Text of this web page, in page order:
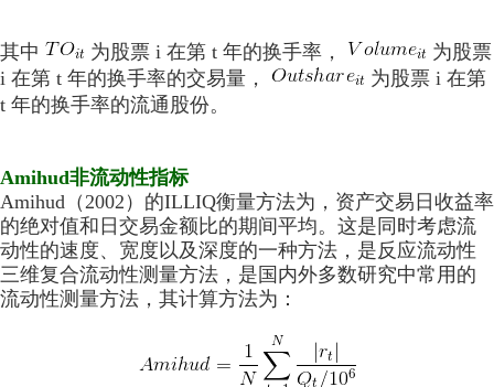
其中 为股票 i 在第 t 年的换手率，
为股票
i 在第 t 年的换手率的交易量，
为股票 i 在第
t 年的换手率的流通股份。
Amihud非流动性指标
Amihud（2002）的ILLIQ衡量方法为，资产交易日收益率
的绝对值和日交易金额比的期间平均。这是同时考虑流
动性的速度、宽度以及深度的一种方法，是反应流动性
三维复合流动性测量方法，是国内外多数研究中常用的
流动性测量方法，其计算方法为：